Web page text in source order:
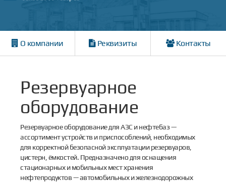
О компании Реквизиты Контакты
Резервуарное
оборудование
Резервуарное оборудование для АЗС и нефтебаз —
ассортимент устройств и приспособлений, необходимых
для корректной безопасной эксплуатации резервуаров,
цистерн, ёмкостей. Предназначено для оснащения
стационарных и мобильных мест хранения
нефтепродуктов — автомобильных и железнодорожных